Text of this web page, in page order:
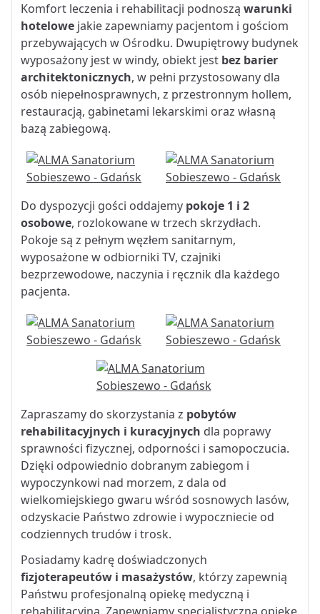
Komfort leczenia i rehabilitacji podnoszą warunki
hotelowe jakie zapewniamy pacjentom i gościom
przebywających w Ośrodku. Dwupiętrowy budynek
wyposażony jest w windy, obiekt jest bez barier
architektonicznych, w pełni przystosowany dla
osób niepełnosprawnych, z przestronnym hollem,
restauracją, gabinetami lekarskimi oraz własną
bazą zabiegową.
Do dyspozycji gości oddajemy pokoje 1 i 2
osobowe, rozlokowane w trzech skrzydłach.
Pokoje są z pełnym węzłem sanitarnym,
wyposażone w odbiorniki TV, czajniki
bezprzewodowe, naczynia i ręcznik dla każdego
pacjenta.
Zapraszamy do skorzystania z pobytów
rehabilitacyjnych i kuracyjnych dla poprawy
sprawności fizycznej, odporności i samopoczucia.
Dzięki odpowiednio dobranym zabiegom i
wypoczynkowi nad morzem, z dala od
wielkomiejskiego gwaru wśród sosnowych lasów,
odzyskacie Państwo zdrowie i wypoczniecie od
codziennych trudów i trosk.
Posiadamy kadrę doświadczonych
fizjoterapeutów i masażystów, którzy zapewnią
Państwu profesjonalną opiekę medyczną i